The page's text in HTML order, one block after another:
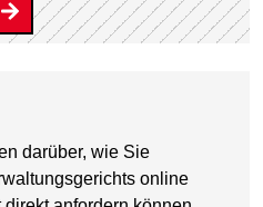
darüber, wie Sie
online